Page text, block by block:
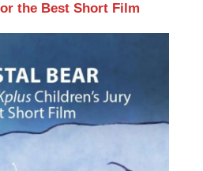
the Best Short Film